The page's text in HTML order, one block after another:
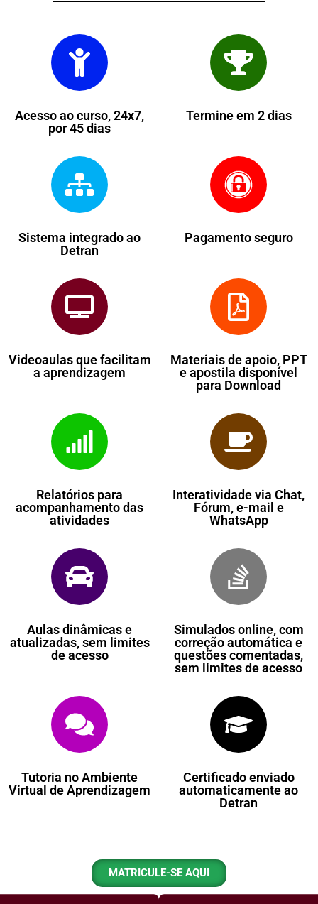
Acesso ao curso, 24x7,
por 45 dias
Termine em 2 dias
Sistema integrado ao
Detran
Pagamento seguro
Videoaulas que facilitam
a aprendizagem
Materiais de apoio, PPT
e apostila disponível
para Download
Relatórios para
acompanhamento das
atividades
Interatividade via Chat,
Fórum, e-mail e
WhatsApp
Aulas dinâmicas e
atualizadas, sem limites
de acesso
Simulados online, com
correção automática e
questões comentadas,
sem limites de acesso
Tutoria no Ambiente
Virtual de Aprendizagem
Certificado enviado
automaticamente ao
Detran
MATRICULE-SE AQUI